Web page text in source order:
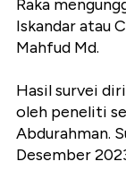
Raka
Iskandar atau
Mahfud Md.
Hasil survei
oleh peneliti
Abdurahman.
Desember